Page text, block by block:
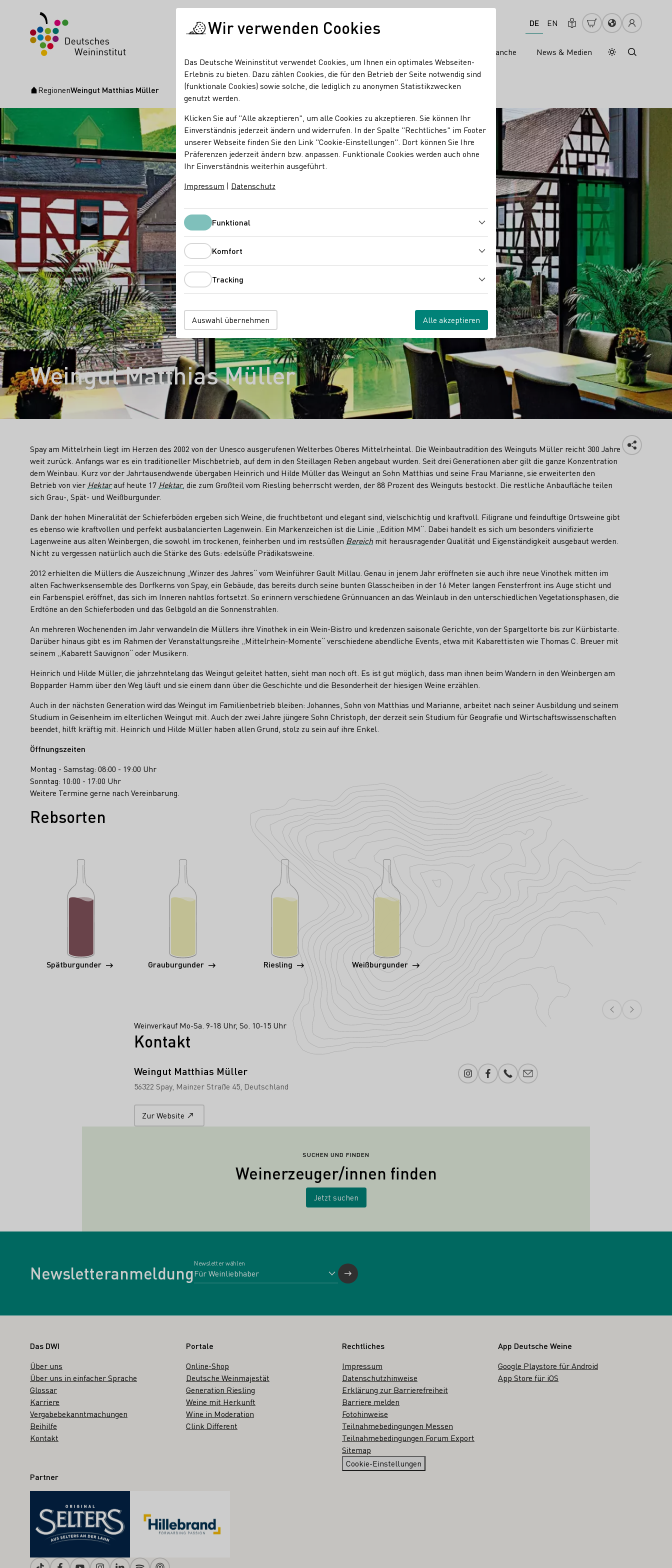
DE EN
Weinbranche News & Medien Tagesmodus
Nachtmodus
Startseite
RegionenWeingut Matthias Müller
Weingut Matthias Müller
Spay am Mittelrhein liegt im Herzen des 2002 von der Unesco ausgerufenen Welterbes Oberes Mittelrheintal. Die Weinbautradition des Weinguts Müller reicht 300 Jahre
weit zurück. Anfangs war es ein traditioneller Mischbetrieb, auf dem in den Steillagen Reben angebaut wurden. Seit drei Generationen aber gilt die ganze Konzentration
dem Weinbau. Kurz vor der Jahrtausendwende übergaben Heinrich und Hilde Müller das Weingut an Sohn Matthias und seine Frau Marianne, sie erweiterten den
Betrieb von vier Hektarauf heute 17 Hektar, die zum Großteil vom Riesling beherrscht werden, der 88 Prozent des Weinguts bestockt. Die restliche Anbaufläche teilen
sich Grau-, Spät- und Weißburgunder.
Dank der hohen Mineralität der Schieferböden ergeben sich Weine, die fruchtbetont und elegant sind, vielschichtig und kraftvoll. Filigrane und feinduftige Ortsweine gibt
es ebenso wie kraftvollen und perfekt ausbalancierten Lagenwein. Ein Markenzeichen ist die Linie „Edition MM“. Dabei handelt es sich um besonders vinifizierte
Lagenweine aus alten Weinbergen, die sowohl im trockenen, feinherben und im restsüßen Bereich mit herausragender Qualität und Eigenständigkeit ausgebaut werden.
Nicht zu vergessen natürlich auch die Stärke des Guts: edelsüße Prädikatsweine.
2012 erhielten die Müllers die Auszeichnung „Winzer des Jahres“ vom Weinführer Gault Millau. Genau in jenem Jahr eröffneten sie auch ihre neue Vinothek mitten im
alten Fachwerksensemble des Dorfkerns von Spay, ein Gebäude, das bereits durch seine bunten Glasscheiben in der 16 Meter langen Fensterfront ins Auge sticht und
ein Farbenspiel eröffnet, das sich im Inneren nahtlos fortsetzt. So erinnern verschiedene Grünnuancen an das Weinlaub in den unterschiedlichen Vegetationsphasen, die
Erdtöne an den Schieferboden und das Gelbgold an die Sonnenstrahlen.
An mehreren Wochenenden im Jahr verwandeln die Müllers ihre Vinothek in ein Wein-Bistro und kredenzen saisonale Gerichte, von der Spargeltorte bis zur Kürbistarte.
Darüber hinaus gibt es im Rahmen der Veranstaltungsreihe „Mittelrhein-Momente“ verschiedene abendliche Events, etwa mit Kabarettisten wie Thomas C. Breuer mit
seinem „Kabarett Sauvignon“ oder Musikern.
Heinrich und Hilde Müller, die jahrzehntelang das Weingut geleitet hatten, sieht man noch oft. Es ist gut möglich, dass man ihnen beim Wandern in den Weinbergen am
Bopparder Hamm über den Weg läuft und sie einem dann über die Geschichte und die Besonderheit der hiesigen Weine erzählen.
Auch in der nächsten Generation wird das Weingut im Familienbetrieb bleiben: Johannes, Sohn von Matthias und Marianne, arbeitet nach seiner Ausbildung und seinem
Studium in Geisenheim im elterlichen Weingut mit. Auch der zwei Jahre jüngere Sohn Christoph, der derzeit sein Studium für Geografie und Wirtschaftswissenschaften
beendet, hilft kräftig mit. Heinrich und Hilde Müller haben allen Grund, stolz zu sein auf ihre Enkel.
Öffnungszeiten
Montag - Samstag: 08:00 - 19:00 Uhr
Sonntag: 10:00 - 17:00 Uhr
Weitere Termine gerne nach Vereinbarung.
Rebsorten
Spätburgunder Grauburgunder Riesling Weißburgunder
Weinverkauf Mo-Sa. 9-18 Uhr, So. 10-15 Uhr
Kontakt
Weingut Matthias Müller
56322 Spay Mainzer Straße 45 Deutschland
InstagramFacebookTelefonnummer
E-Mail-Adresse
Zur Website
SUCHEN UND FINDEN
Weinerzeuger/innen finden
Jetzt suchen
Newsletteranmeldung
Newsletter wählen
Fußbereich
Das DWI
Über uns
Über uns in einfacher Sprache
Glossar
Karriere
Vergabebekanntmachungen
Beihilfe
Kontakt
Portale
Online-Shop
Deutsche Weinmajestät
Generation Riesling
Weine mit Herkunft
Wine in Moderation
Clink Different
Rechtliches
Impressum
Datenschutzhinweise
Erklärung zur Barrierefreiheit
Barriere melden
Fotohinweise
Teilnahmebedingungen Messen
Teilnahmebedingungen Forum Export
Sitemap
Cookie-Einstellungen
Wir verwenden Cookies
Das Deutsche Weininstitut verwendet Cookies, um Ihnen ein optimales Webseiten-
Erlebnis zu bieten. Dazu zählen Cookies, die für den Betrieb der Seite notwendig sind
(funktionale Cookies) sowie solche, die lediglich zu anonymen Statistikzwecken
genutzt werden.
Klicken Sie auf "Alle akzeptieren", um alle Cookies zu akzeptieren. Sie können Ihr
Einverständnis jederzeit ändern und widerrufen. In der Spalte "Rechtliches" im Footer
unserer Webseite finden Sie den Link "Cookie-Einstellungen". Dort können Sie Ihre
Präferenzen jederzeit ändern bzw. anpassen. Funktionale Cookies werden auch ohne
Ihr Einverständnis weiterhin ausgeführt.
Impressum | Datenschutz
FunktionalFunktional
Komfort
Tracking
Auswahl übernehmen Alle akzeptieren
App Deutsche Weine
Google Playstore für Android
App Store für iOS
Partner